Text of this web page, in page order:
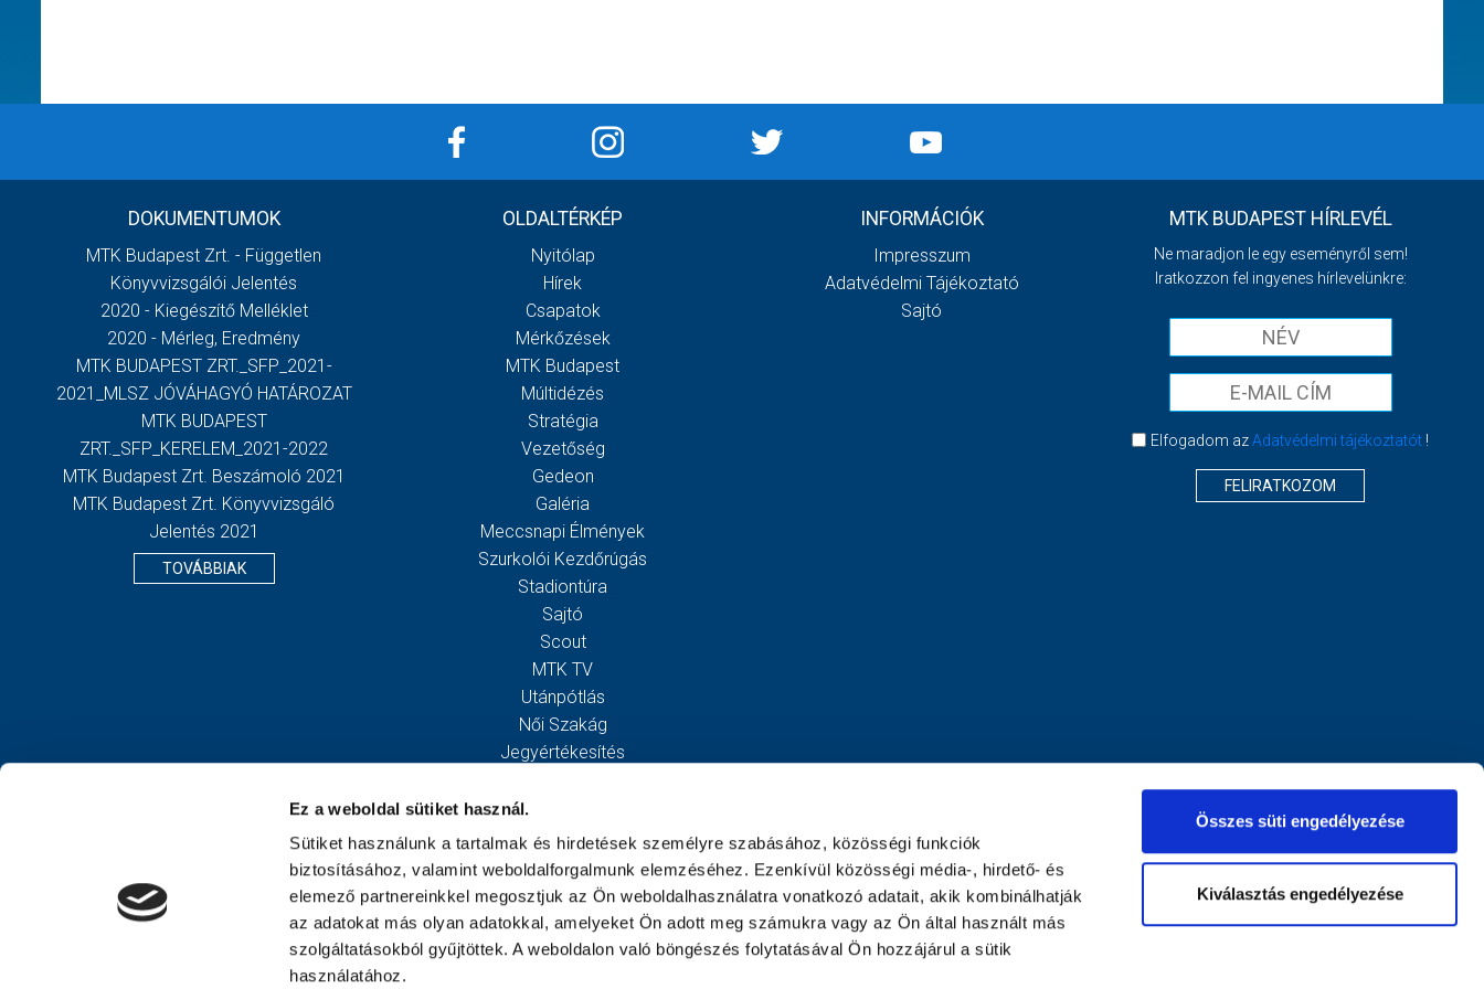
Ez a weboldal sütiket használ.
Sütiket használunk a tartalmak és hirdetések személyre szabásához, közösségi funkciók
biztosításához, valamint weboldalforgalmunk elemzéséhez. Ezenkívül közösségi média-, hirdető- és
elemező partnereinkkel megosztjuk az Ön weboldalhasználatra vonatkozó adatait, akik kombinálhatják
az adatokat más olyan adatokkal, amelyeket Ön adott meg számukra vagy az Ön által használt más
szolgáltatásokból gyűjtöttek. A weboldalon való böngészés folytatásával Ön hozzájárul a sütik
használatához.
Összes süti engedélyezése
Kiválasztás engedélyezése
DOKUMENTUMOK
MTK Budapest Zrt. - Független
Könyvvizsgálói Jelentés
2020 - Kiegészítő Melléklet
2020 - Mérleg, Eredmény
MTK BUDAPEST ZRT._SFP_2021-
2021_MLSZ JÓVÁHAGYÓ HATÁROZAT
MTK BUDAPEST
ZRT._SFP_KERELEM_2021-2022
MTK Budapest Zrt. Beszámoló 2021
MTK Budapest Zrt. Könyvvizsgáló
Jelentés 2021
TOVÁBBIAK
OLDALTÉRKÉP
Nyitólap
Hírek
Csapatok
Mérkőzések
MTK Budapest
Múltidézés
Stratégia
Vezetőség
Gedeon
Galéria
Meccsnapi Élmények
Szurkolói Kezdőrúgás
Stadiontúra
Sajtó
Scout
MTK TV
Utánpótlás
Női Szakág
Jegyértékesítés
Egyesület
Kapcsolat
INFORMÁCIÓK
Impresszum
Adatvédelmi Tájékoztató
Sajtó
MTK BUDAPEST HÍRLEVÉL
Ne maradjon le egy eseményről sem!
Iratkozzon fel ingyenes hírlevelünkre:
Elfogadom azAdatvédelmi tájékoztatót !
FELIRATKOZOM